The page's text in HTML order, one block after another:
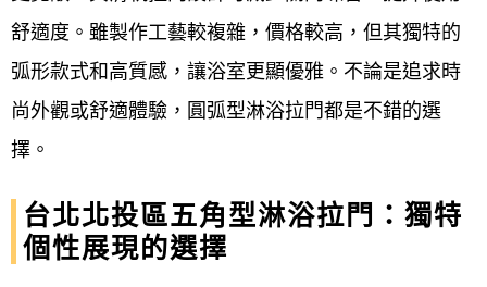
舒適度。雖製作工藝較複雜，價格較高，但其獨特的
弧形款式和高質感，讓浴室更顯優雅。不論是追求時
尚外觀或舒適體驗，圓弧型淋浴拉門都是不錯的選
擇。
台北北投區五角型淋浴拉門：獨特
個性展現的選擇